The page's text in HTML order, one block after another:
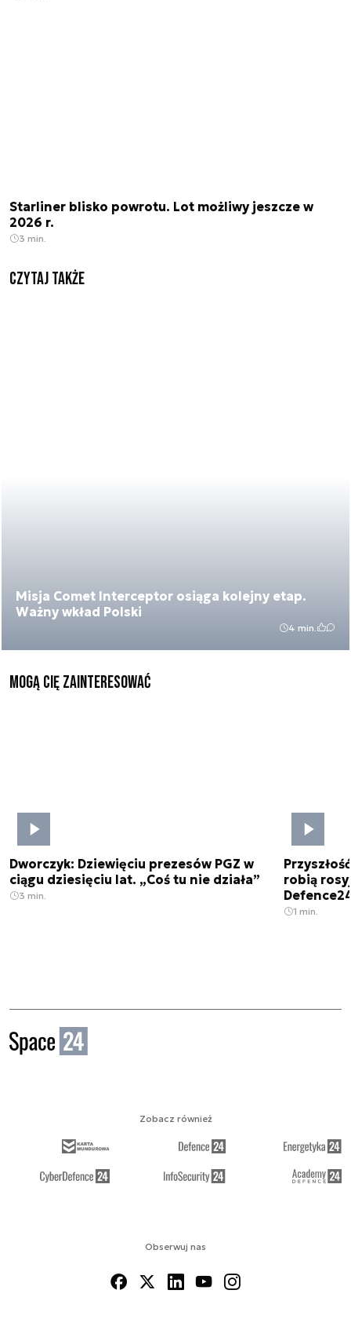
Starliner blisko powrotu. Lot możliwy jeszcze w
2026 r.
3 min.
Czytaj także
Misja Comet Interceptor osiąga kolejny etap.
Ważny wkład Polski
4 min.
Mogą Cię zainteresować
Dworczyk: Dziewięciu prezesów PGZ w
ciągu dziesięciu lat. „Coś tu nie działa”
3 min.
robią
1 min.
Obserwuj nas
Zobacz również